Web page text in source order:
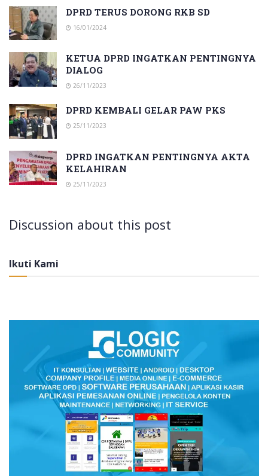
DPRD TERUS DORONG RKB SD
16/01/2024
KETUA DPRD INGATKAN PENTINGNYA
DIALOG
26/11/2023
DPRD KEMBALI GELAR PAW PKS
25/11/2023
DPRD INGATKAN PENTINGNYA AKTA
KELAHIRAN
25/11/2023
Discussion about this post
Ikuti Kami